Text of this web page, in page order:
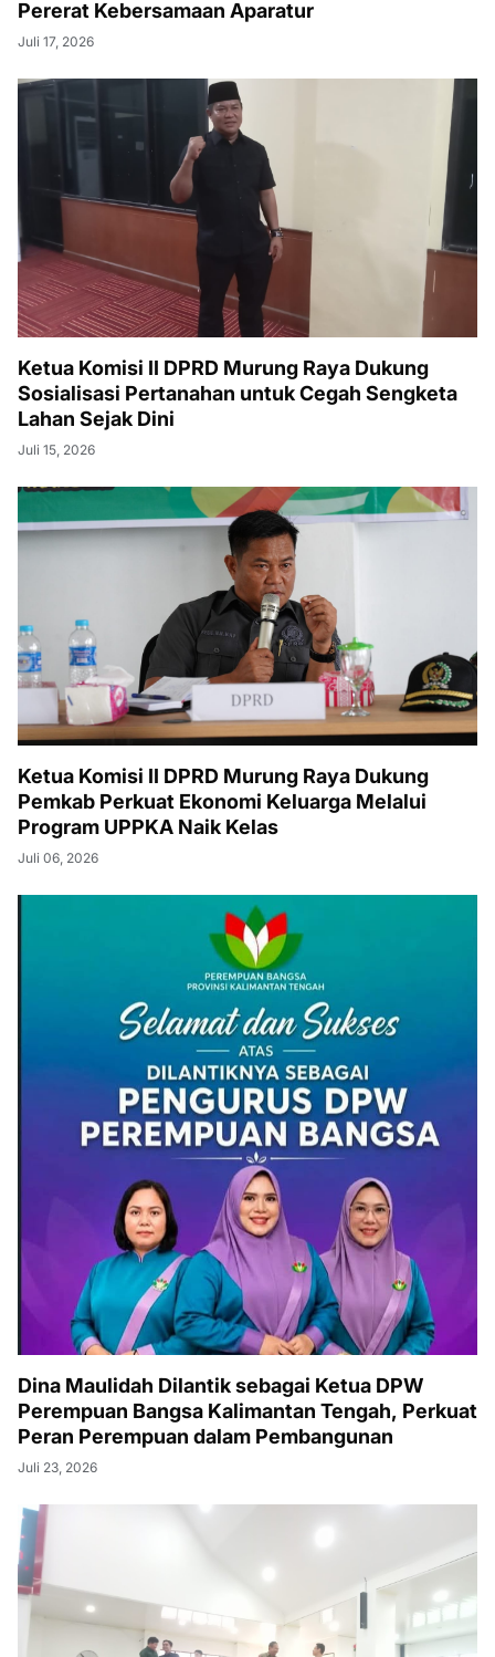
Pererat Kebersamaan Aparatur
Juli 17, 2026
Ketua Komisi II DPRD Murung Raya Dukung
Sosialisasi Pertanahan untuk Cegah Sengketa
Lahan Sejak Dini
Juli 15, 2026
Ketua Komisi II DPRD Murung Raya Dukung
Pemkab Perkuat Ekonomi Keluarga Melalui
Program UPPKA Naik Kelas
Juli 06, 2026
Dina Maulidah Dilantik sebagai Ketua DPW
Perempuan Bangsa Kalimantan Tengah, Perkuat
Peran Perempuan dalam Pembangunan
Juli 23, 2026